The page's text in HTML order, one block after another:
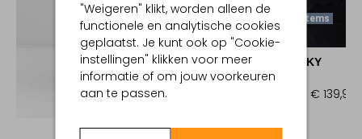
"Weigeren" klikt, worden alleen de
functionele en analytische cookies
geplaatst. Je kunt ook op "Cookie-
instellingen" klikken voor meer
informatie of om jouw voorkeuren
aan te passen.
Ontdek de look
Laatste Items
-50%
JAPAN TKY
Blazer
€ 139,99